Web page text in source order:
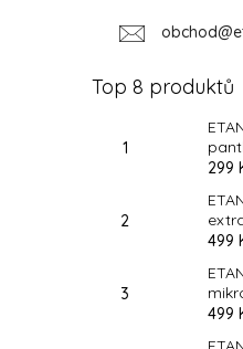
Top 8 produktů
299
499
499